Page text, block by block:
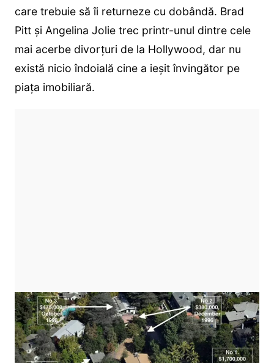
care trebuie să îi returneze cu dobândă. Brad
Pitt și Angelina Jolie trec printr-unul dintre cele
mai acerbe divorțuri de la Hollywood, dar nu
există nicio îndoială cine a ieșit învingător pe
piața imobiliară.